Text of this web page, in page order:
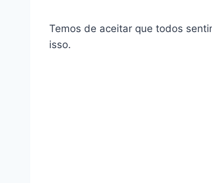
Temos de aceitar que todos
isso.